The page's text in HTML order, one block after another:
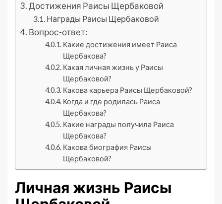
Достижения Раисы Щербаковой
Награды Раисы Щербаковой
Вопрос-ответ:
Какие достижения имеет Раиса
Щербакова?
Какая личная жизнь у Раисы
Щербаковой?
Какова карьера Раисы Щербаковой?
Когда и где родилась Раиса
Щербакова?
Какие награды получила Раиса
Щербакова?
Какова биография Раисы
Щербаковой?
Личная жизнь Раисы